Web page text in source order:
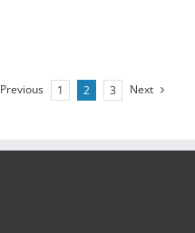
Previous 1 2 3 Next